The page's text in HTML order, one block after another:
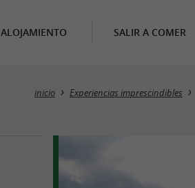
ALOJAMIENTO SALIR A COMER
inicio Experiencias imprescindibles